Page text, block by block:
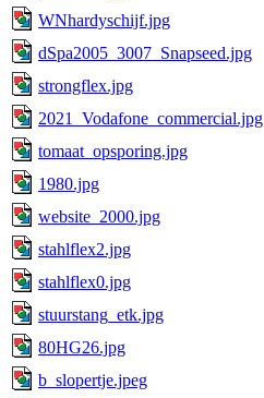
WNhardyschijf.jpg
dSpa2005_3007_Snapseed.jpg
strongflex.jpg
2021_Vodafone_commercial.jpg
tomaat_opsporing.jpg
1980.jpg
website_2000.jpg
stahlflex2.jpg
stahlflex0.jpg
stuurstang_etk.jpg
80HG26.jpg
b_slopertje.jpeg